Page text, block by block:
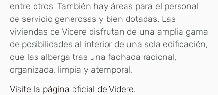
entre otros. También hay áreas para el personal
de servicio generosas y bien dotadas. Las
viviendas de Videre disfrutan de una amplia gama
de posibilidades al interior de una sola edificación,
que las alberga tras una fachada racional,
organizada, limpia y atemporal.
Visite la página oficial de Videre.